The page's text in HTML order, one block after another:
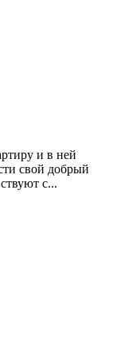
и в ней
свой добрый
с...